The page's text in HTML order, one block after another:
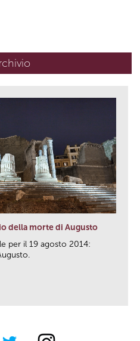
della morte di Augusto
per il 19 agosto 2014: